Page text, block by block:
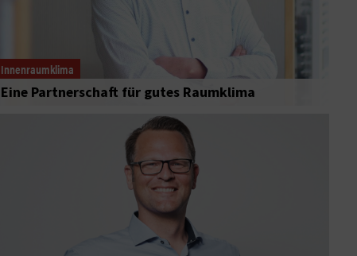
Innenraumklima
Eine Partnerschaft für gutes Raumklima